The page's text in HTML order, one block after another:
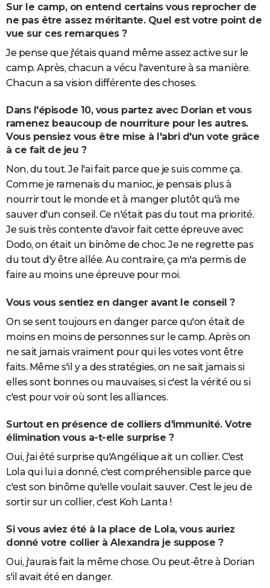
Sur le camp, on entend certains vous reprocher de
ne pas être assez méritante. Quel est votre point de
vue sur ces remarques ?
Je pense que j'étais quand même assez active sur le
camp. Après, chacun a vécu l'aventure à sa manière.
Chacun a sa vision différente des choses.
Dans l'épisode 10, vous partez avec Dorian et vous
ramenez beaucoup de nourriture pour les autres.
Vous pensiez vous être mise à l'abri d'un vote grâce
à ce fait de jeu ?
Non, du tout. Je l'ai fait parce que je suis comme ça.
Comme je ramenais du manioc, je pensais plus à
nourrir tout le monde et à manger plutôt qu'à me
sauver d'un conseil. Ce n'était pas du tout ma priorité.
Je suis très contente d'avoir fait cette épreuve avec
Dodo, on était un binôme de choc. Je ne regrette pas
du tout d'y être allée. Au contraire, ça m'a permis de
faire au moins une épreuve pour moi.
Vous vous sentiez en danger avant le conseil ?
On se sent toujours en danger parce qu'on était de
moins en moins de personnes sur le camp. Après on
ne sait jamais vraiment pour qui les votes vont être
faits. Même s'il y a des stratégies, on ne sait jamais si
elles sont bonnes ou mauvaises, si c'est la vérité ou si
c'est pour voir où sont les alliances.
Surtout en présence de colliers d'immunité. Votre
élimination vous a-t-elle surprise ?
Oui, j'ai été surprise qu'Angélique ait un collier. C'est
Lola qui lui a donné, c'est compréhensible parce que
c'est son binôme qu'elle voulait sauver. C'est le jeu de
sortir sur un collier, c'est Koh Lanta !
Si vous aviez été à la place de Lola, vous auriez
donné votre collier à Alexandra je suppose ?
Oui, j'aurais fait la même chose. Ou peut-être à Dorian
s'il avait été en danger.